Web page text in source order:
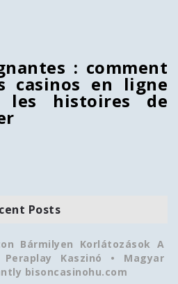
: comment
casinos en ligne
les histoires de
Posts
Bármilyen Korlátozások A
Kaszinó • Magyar
bisoncasinohu.com